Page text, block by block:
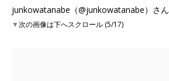
junkowatanabe（@junkowatanabe）さん
▼次の画像は下へスクロール (5/17)